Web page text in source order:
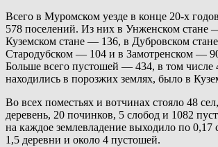
Всего в Муромском уезде в конце 20-х
578 поселений. Из них в Унженском стане
Куземском стане — 136, в Дубровском
Стародубском — 104 и в Замотренском —
Больше всего пустошей — 434, в том числе
находились в порозжих землях, было в
Во всех поместьях и вотчинах стояло 48
деревень, 20 починков, 5 слобод и 1082
на каждое землевладение выходило по 0,17
1,5 деревни и около 4 пустошей.